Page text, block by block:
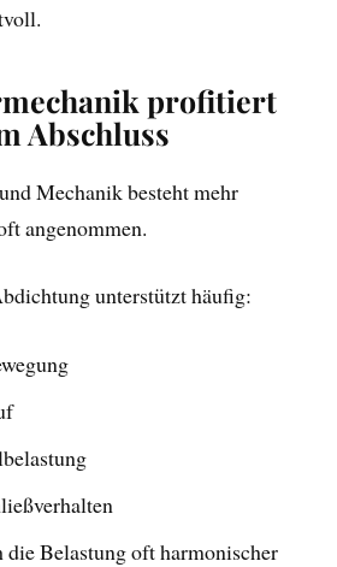
profitiert
Abschluss
Mechanik besteht mehr
angenommen.
unterstützt häufig:
Belastung oft harmonischer